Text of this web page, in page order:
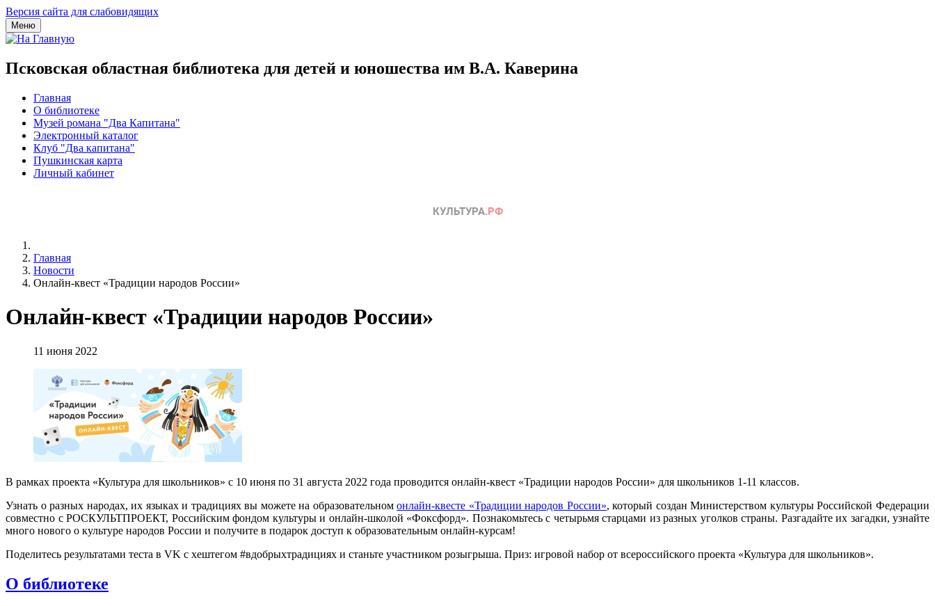
Версия сайта для слабовидящих
Меню
Псковская областная библиотека для детей и юношества им В.А. Каверина
Главная
О библиотеке
Музей романа "Два Капитана"
Электронный каталог
Клуб "Два капитана"
Пушкинская карта
Личный кабинет
Главная
Новости
Онлайн-квест «Традиции народов России»
Онлайн-квест «Традиции народов России»
11 июня 2022
В рамках проекта «Культура для школьников» с 10 июня по 31 августа 2022 года проводится онлайн-квест «Традиции народов России» для школьников 1-11 классов.
Узнать о разных народах, их языках и традициях вы можете на образовательномонлайн-квесте «Традиции народов России», который создан Министерством культуры Российской Федерации
совместно с РОСКУЛЬТПРОЕКТ, Российским фондом культуры и онлайн-школой «Фоксфорд». Познакомьтесь с четырьмя старцами из разных уголков страны. Разгадайте их загадки, узнайте
много нового о культуре народов России и получите в подарок доступ к образовательным онлайн-курсам!
Поделитесь результатами теста в VK с хештегом #вдобрыхтрадициях и станьте участником розыгрыша. Приз: игровой набор от всероссийского проекта «Культура для школьников».
О библиотеке